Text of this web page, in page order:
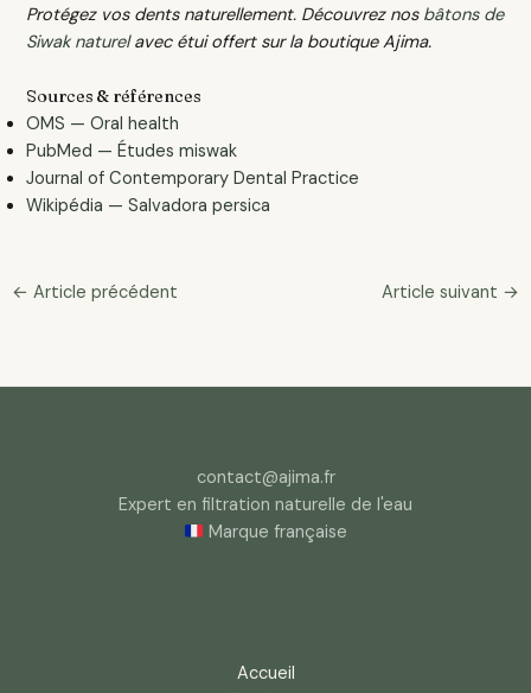
Protégez vos dents naturellement. Découvrez nos bâtons de
Siwak naturelavec étui offert sur la boutique Ajima.
Sources & références
OMS — Oral health
PubMed — Études miswak
Journal of Contemporary Dental Practice
Wikipédia — Salvadora persica
← Article précédent Article suivant →
contact@ajima.fr
Expert en filtration naturelle de l'eau
Marque française
Accueil